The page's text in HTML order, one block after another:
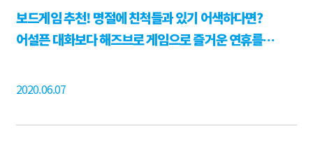
보드게임 추천! 명절에 친척들과 있기 어색하다면?
어설픈 대화보다 해즈브로 게임으로 즐거운 연휴를
2020.06.07